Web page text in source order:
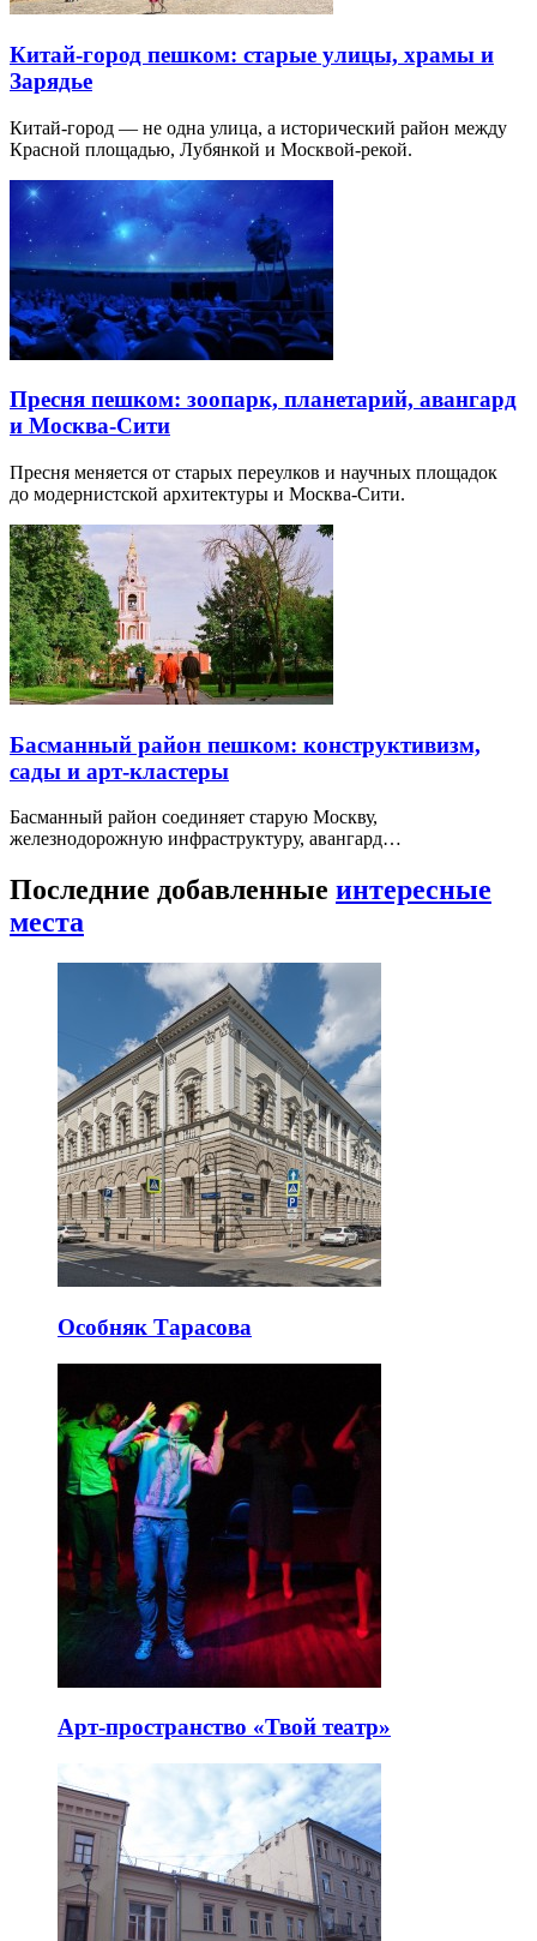
Китай-город пешком: старые улицы, храмы и
Зарядье
Китай-город — не одна улица, а исторический район между
Красной площадью, Лубянкой и Москвой-рекой.
Пресня пешком: зоопарк, планетарий, авангард
и Москва-Сити
Пресня меняется от старых переулков и научных площадок
до модернистской архитектуры и Москва-Сити.
Басманный район пешком: конструктивизм,
сады и арт-кластеры
Басманный район соединяет старую Москву,
железнодорожную инфраструктуру, авангард…
Последние добавленные интересные
места
Особняк Тарасова
Арт-пространство «Твой театр»